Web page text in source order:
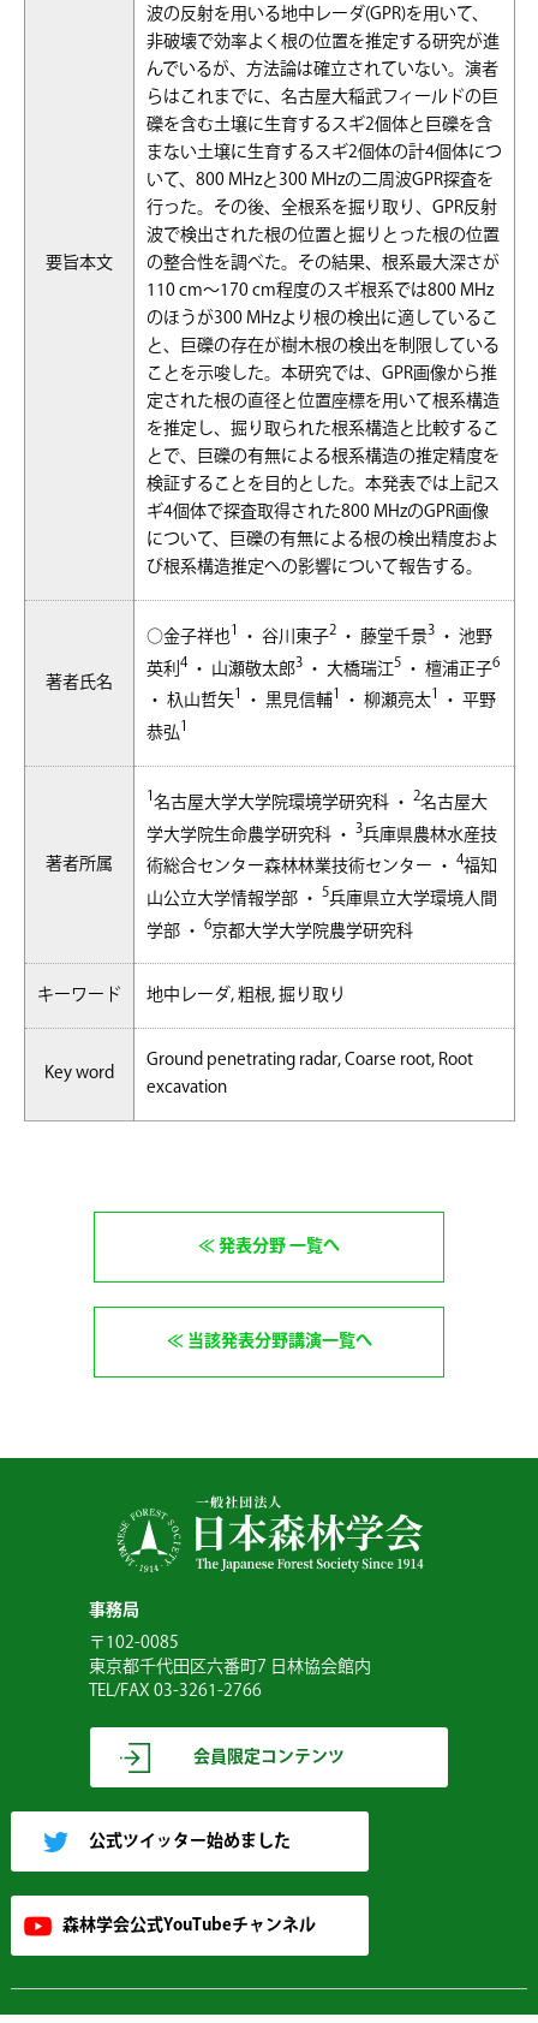
要旨本文
波の反射を用いる地中レーダ(GPR)を用いて、
非破壊で効率よく根の位置を推定する研究が進
んでいるが、方法論は確立されていない。演者
らはこれまでに、名古屋大稲武フィールドの巨
礫を含む土壌に生育するスギ2個体と巨礫を含
まない土壌に生育するスギ2個体の計4個体につ
いて、800 MHzと300 MHzの二周波GPR探査を
行った。その後、全根系を掘り取り、GPR反射
波で検出された根の位置と掘りとった根の位置
の整合性を調べた。その結果、根系最大深さが
110 cm〜170 cm程度のスギ根系では800 MHz
のほうが300 MHzより根の検出に適しているこ
と、巨礫の存在が樹木根の検出を制限している
ことを示唆した。本研究では、GPR画像から推
定された根の直径と位置座標を用いて根系構造
を推定し、掘り取られた根系構造と比較するこ
とで、巨礫の有無による根系構造の推定精度を
検証することを目的とした。本発表では上記ス
ギ4個体で探査取得された800 MHzのGPR画像
について、巨礫の有無による根の検出精度およ
び根系構造推定への影響について報告する。
著者氏名
○金子祥也1 ・ 谷川東子2・ 藤堂千景3・ 池野
英利 4・ 山瀬敬太郎3・ 大橋瑞江5・ 檀浦正子6
・ 杁山哲矢1 ・ 黒見信輔1 ・ 柳瀬亮太1 ・ 平野
恭弘1
著者所属
1名古屋大学大学院環境学研究科 ・ 2名古屋大
学大学院生命農学研究科 ・ 3兵庫県農林水産技
術総合センター森林林業技術センター ・ 4福知
山公立大学情報学部 ・ 5兵庫県立大学環境人間
学部 ・ 6京都大学大学院農学研究科
キーワード 地中レーダ, 粗根, 掘り取り
Key word
Ground penetrating radar, Coarse root, Root
excavation
発表分野 一覧へ
当該発表分野講演一覧へ
事務局
〒102-0085
東京都千代田区六番町7 日林協会館内
TEL/FAX 03-3261-2766
会員限定コンテンツ
公式ツイッター始めました
森林学会公式YouTubeチャンネル